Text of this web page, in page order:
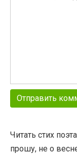
Читать стих
прошу, не о